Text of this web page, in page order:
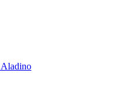
Aladino